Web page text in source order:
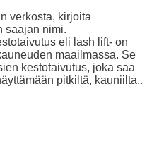
verkosta, kirjoita
saajan nimi.
eli lash lift- on
maailmassa. Se
kestotaivutus, joka saa
pitkiltä, kauniilta..